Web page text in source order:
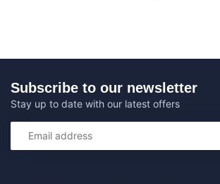
Subscribe to our newsletter
Stay up to date with our latest offers